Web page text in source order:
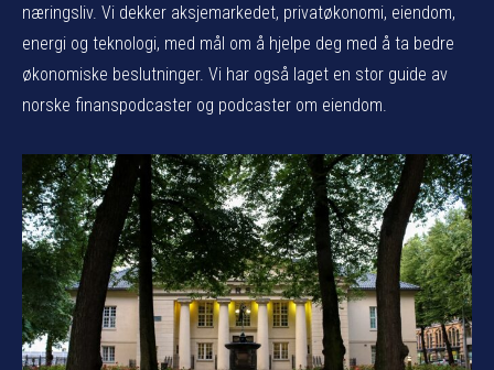
næringsliv. Vi dekker aksjemarkedet, privatøkonomi, eiendom,
energi og teknologi, med mål om å hjelpe deg med å ta bedre
økonomiske beslutninger. Vi har også laget en stor guide av
norske finanspodcaster og podcaster om eiendom.